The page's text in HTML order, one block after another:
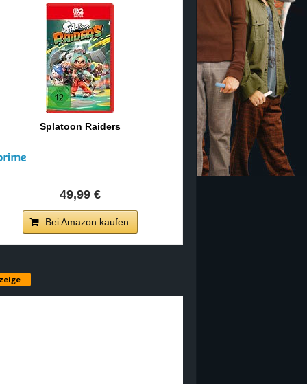
Splatoon Raiders
49,99 €
Bei Amazon kaufen